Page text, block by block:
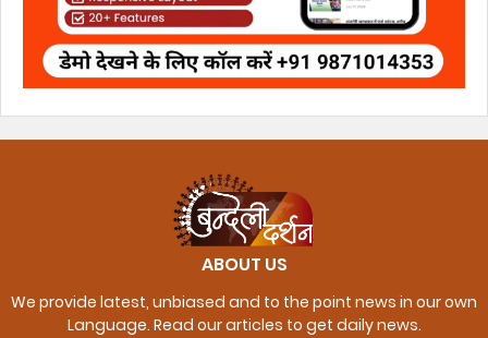
ABOUT US
We provide latest, unbiased and to the point news in our own
Language. Read our articles to get daily news.